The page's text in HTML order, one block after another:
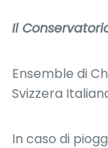
Il
Ensemble di
Svizzera
In caso di